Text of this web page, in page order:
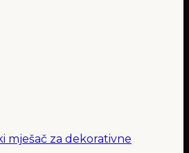
mješač za dekorativne